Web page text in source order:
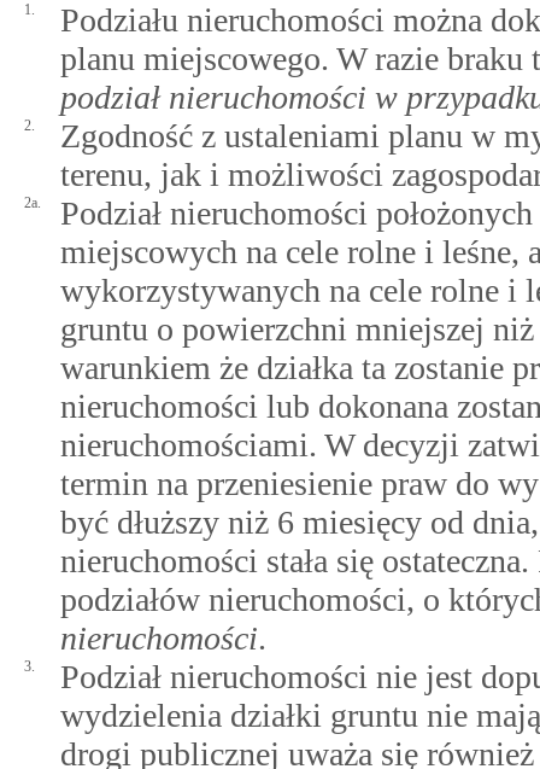
1.
Podziału nieruchomości można
planu miejscowego. W razie
podział nieruchomości w
2.
Zgodność z ustaleniami planu w
terenu, jak i możliwości
2a.
Podział nieruchomości
miejscowych na cele rolne i leśne,
wykorzystywanych na cele rolne i
gruntu o powierzchni mniejszej
warunkiem że działka ta zostanie
nieruchomości lub dokonana
nieruchomościami. W decyzji
termin na przeniesienie praw do
być dłuższy niż 6 miesięcy od
nieruchomości stała się
podziałów nieruchomości, o
nieruchomości.
3.
Podział nieruchomości nie jest
wydzielenia działki gruntu nie
drogi publicznej uważa się